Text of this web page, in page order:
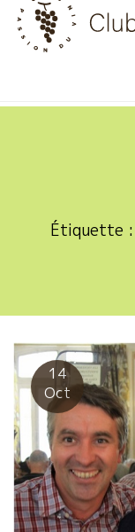
Skip
content
Étiquette :
14
Oct